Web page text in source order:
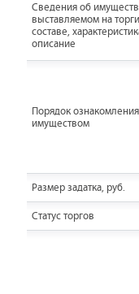
Cведения об
выставляемом на
составе,
описание
Порядок
имуществом
Размер задатка, руб.
Статус торгов